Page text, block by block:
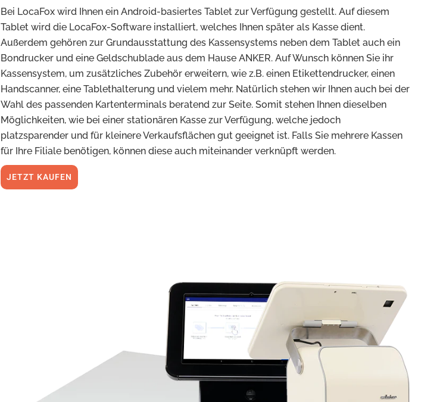
Bei LocaFox wird Ihnen ein Android-basiertes Tablet zur Verfügung gestellt. Auf diesem
Tablet wird die LocaFox-Software installiert, welches Ihnen später als Kasse dient.
Außerdem gehören zur Grundausstattung des Kassensystems neben dem Tablet auch ein
Bondrucker und eine Geldschublade aus dem Hause ANKER. Auf Wunsch können Sie ihr
Kassensystem, um zusätzliches Zubehör erweitern, wie z.B. einen Etikettendrucker, einen
Handscanner, eine Tablethalterung und vielem mehr. Natürlich stehen wir Ihnen auch bei der
Wahl des passenden Kartenterminals beratend zur Seite. Somit stehen Ihnen dieselben
Möglichkeiten, wie bei einer stationären Kasse zur Verfügung, welche jedoch
platzsparender und für kleinere Verkaufsflächen gut geeignet ist. Falls Sie mehrere Kassen
für Ihre Filiale benötigen, können diese auch miteinander verknüpft werden.
JETZT KAUFEN